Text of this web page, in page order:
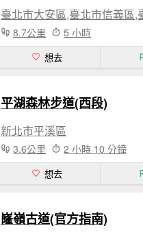
8.7公里 5 小時
想去
平湖森林步道(西段)
新北市平溪區
3.6公里 2 小時 10 分鐘
想去
嶐嶺古道(官方指南)